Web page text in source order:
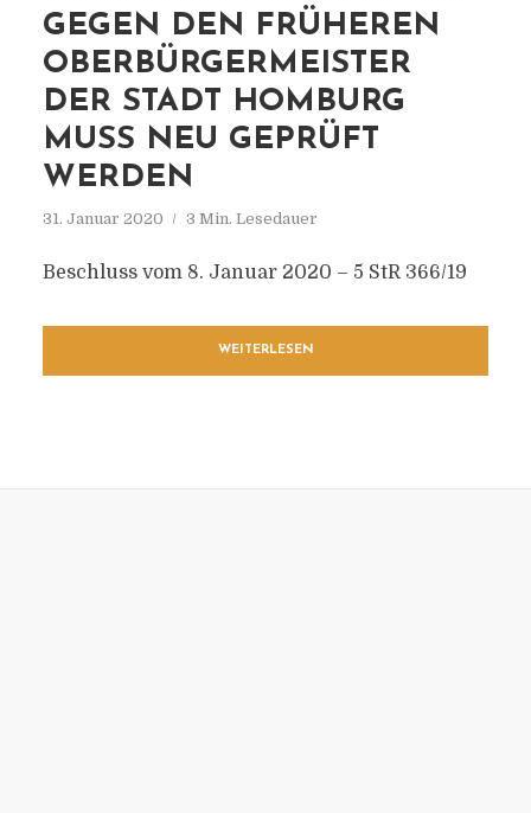
GEGEN DEN FRÜHEREN
OBERBÜRGERMEISTER
DER STADT HOMBURG
MUSS NEU GEPRÜFT
WERDEN
31. Januar 2020 3 Min. Lesedauer
Beschluss vom 8. Januar 2020 – 5 StR 366/19
WEITERLESEN